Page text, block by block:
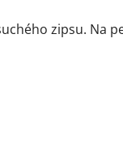
zipsu. Na